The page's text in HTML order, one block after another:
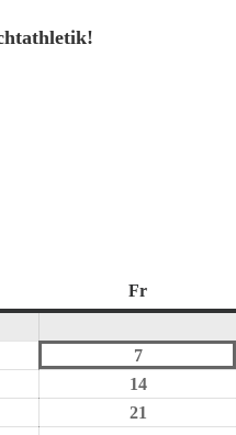
Fr
7
14
21